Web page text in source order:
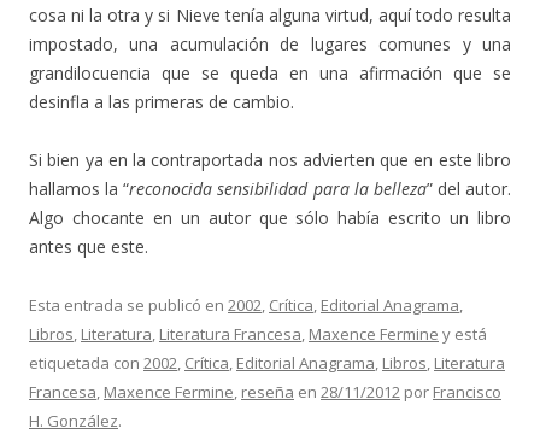
cosa ni la otra y si Nieve tenía alguna virtud, aquí todo resulta
impostado, una acumulación de lugares comunes y una
grandilocuencia que se queda en una afirmación que se
desinfla a las primeras de cambio.
Si bien ya en la contraportada nos advierten que en este libro
hallamos la “reconocida sensibilidad para la belleza” del autor.
Algo chocante en un autor que sólo había escrito un libro
antes que este.
Esta entrada se publicó en 2002, Crítica, Editorial Anagrama,
Libros, Literatura, Literatura Francesa, Maxence Fermine y está
etiquetada con 2002, Crítica, Editorial Anagrama, Libros, Literatura
Francesa, Maxence Fermine, reseña en 28/11/2012 por Francisco
H. González.